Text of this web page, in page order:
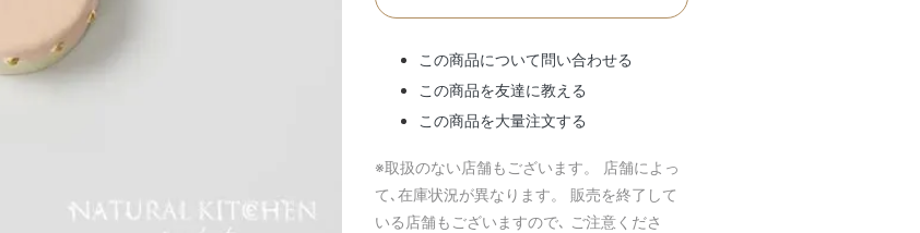
この商品について問い合わせる
この商品を友達に教える
この商品を大量注文する
※取扱のない店舗もございます。 店舗によっ
て､在庫状況が異なります。 販売を終了して
いる店舗もございますので､ ご注意くださ